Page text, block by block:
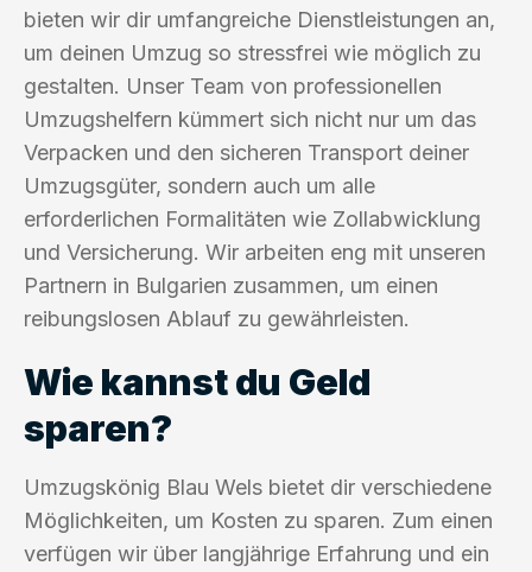
bieten wir dir umfangreiche Dienstleistungen an,
um deinen Umzug so stressfrei wie möglich zu
gestalten. Unser Team von professionellen
Umzugshelfern kümmert sich nicht nur um das
Verpacken und den sicheren Transport deiner
Umzugsgüter, sondern auch um alle
erforderlichen Formalitäten wie Zollabwicklung
und Versicherung. Wir arbeiten eng mit unseren
Partnern in Bulgarien zusammen, um einen
reibungslosen Ablauf zu gewährleisten.
Wie kannst du Geld
sparen?
Umzugskönig Blau Wels bietet dir verschiedene
Möglichkeiten, um Kosten zu sparen. Zum einen
verfügen wir über langjährige Erfahrung und ein